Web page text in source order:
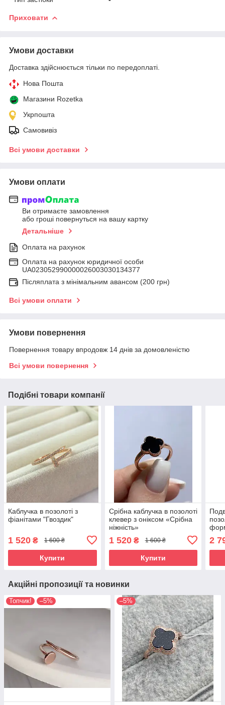
Приховати
Умови доставки
Доставка здійснюється тільки по передоплаті.
Нова Пошта
Магазини Rozetka
Укрпошта
Самовивіз
Всі умови доставки
Умови оплати
Ви отримаєте замовлення
або гроші повернуться на вашу картку
Детальніше
Оплата на рахунок
Оплата на рахунок юридичної особи
UA023052990000026003030134377
Післяплата з мінімальним авансом (200 грн)
Всі умови оплати
Умови повернення
Повернення товару впродовж 14 днів за домовленістю
Всі умови повернення
Подібні товари компанії
Каблучка в позолоті з
фіанітами "Гвоздик"
1 520 ₴ 1 600 ₴
Купити
Срібна каблучка в позолоті
клевер з оніксом «Срібна
ніжність»
1 520₴ 1 600 ₴
Купити
2
Акційні пропозиції та новинки
Топчик! –5% –5%